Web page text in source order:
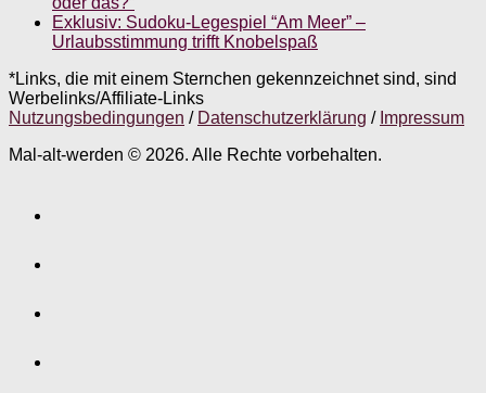
Exklusiv: Sudoku-Legespiel “Am Meer” –
Urlaubsstimmung trifft Knobelspaß
*Links, die mit einem Sternchen gekennzeichnet sind, sind
Werbelinks/Affiliate-Links
Nutzungsbedingungen / Datenschutzerklärung / Impressum
Mal-alt-werden © 2026. Alle Rechte vorbehalten.